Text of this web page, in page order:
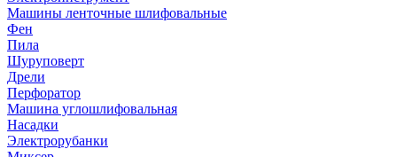
Машины ленточные шлифовальные
Фен
Пила
Шуруповерт
Дрели
Перфоратор
Машина углошлифовальная
Насадки
Электрорубанки